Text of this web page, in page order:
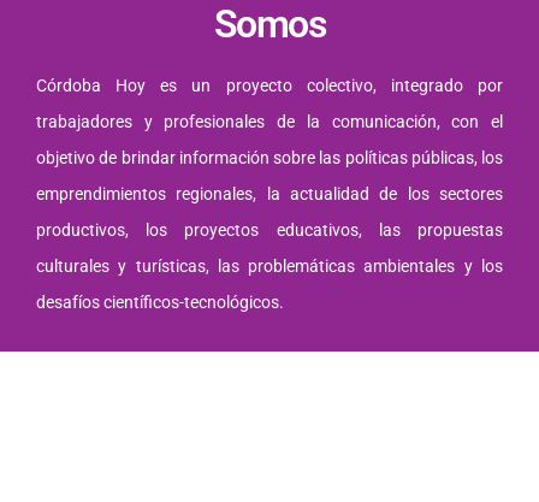
Somos
Córdoba Hoy es un proyecto colectivo, integrado por
trabajadores y profesionales de la comunicación, con el
objetivo de brindar información sobre las políticas públicas, los
emprendimientos regionales, la actualidad de los sectores
productivos, los proyectos educativos, las propuestas
culturales y turísticas, las problemáticas ambientales y los
desafíos científicos-tecnológicos.